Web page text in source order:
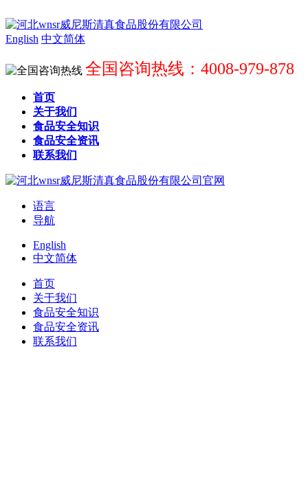
English 中文简体
全国咨询热线：4008-979-878
首页
关于我们
食品安全知识
食品安全资讯
联系我们
语言
导航
English
中文简体
首页
关于我们
食品安全知识
食品安全资讯
联系我们